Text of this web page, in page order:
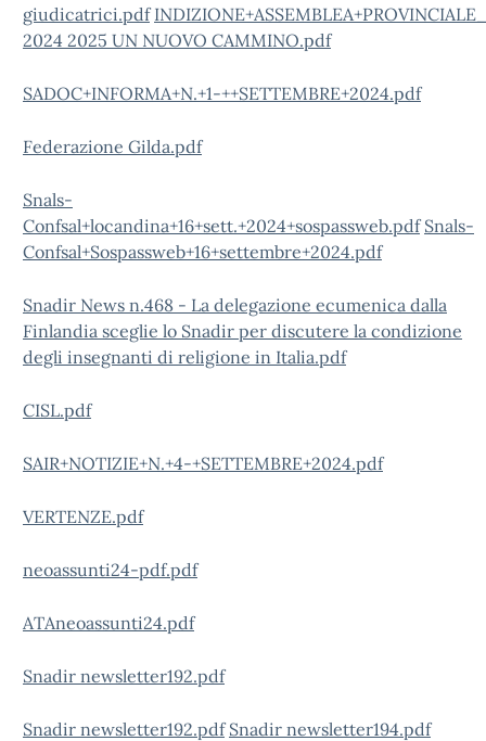
giudicatrici.pdf
2024 2025 UN NUOVO CAMMINO.pdf
SADOC+INFORMA+N.+1-++SETTEMBRE+2024.pdf
Federazione Gilda.pdf
Snals-
Confsal+locandina+16+sett.+2024+sospassweb.pdf Snals-
Confsal+Sospassweb+16+settembre+2024.pdf
Snadir News n.468 - La delegazione ecumenica dalla
Finlandia sceglie lo Snadir per discutere la condizione
degli insegnanti di religione in Italia.pdf
CISL.pdf
SAIR+NOTIZIE+N.+4-+SETTEMBRE+2024.pdf
VERTENZE.pdf
neoassunti24-pdf.pdf
ATAneoassunti24.pdf
Snadir newsletter192.pdf
Snadir newsletter192.pdf Snadir newsletter194.pdf